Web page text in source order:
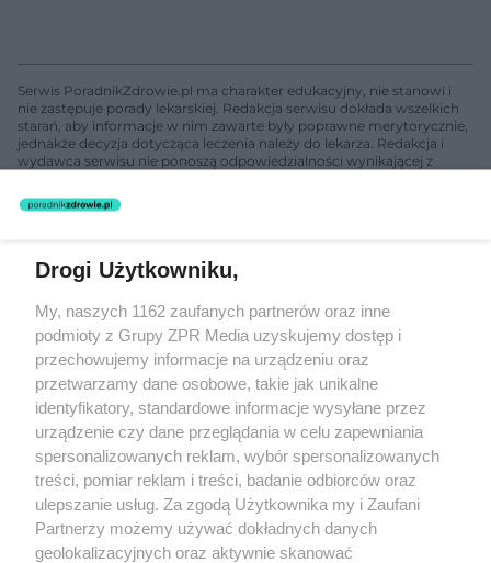
Serwis PoradnikZdrowie.pl ma charakter edukacyjny, nie stanowi i
nie zastępuje porady lekarskiej. Redakcja serwisu dokłada wszelkich
starań, aby informacje w nim zawarte były poprawne merytorycznie,
jednakże decyzja dotycząca leczenia należy do lekarza. Redakcja i
wydawca serwisu nie ponoszą odpowiedzialności wynikającej z
nie prowadzi działalności leczniczej polegającej na udzielaniu
świadczeń zdrowotnych w rozumieniu art. 3 ust 1 ustawy o
Żaden utwór zamieszczony w serwisie nie może być powielany i
rozpowszechniany lub dalej rozpowszechniany w jakikolwiek sposób
(w tym także elektroniczny lub mechaniczny) na jakimkolwiek polu
eksploatacji w jakiejkolwiek formie, włącznie z umieszczaniem w
Internecie bez pisemnej zgody właściciela praw. Jakiekolwiek użycie
lub wykorzystanie utworów w całości lub w części z naruszeniem
prawa, tzn. bez właściwej zgody, jest zabronione pod groźbą kary i
może być ścigane prawnie.
Drogi Użytkowniku,
My, naszych 1162 zaufanych partnerów oraz inne
podmioty z Grupy ZPR Media uzyskujemy dostęp i
przechowujemy informacje na urządzeniu oraz
przetwarzamy dane osobowe, takie jak unikalne
identyfikatory, standardowe informacje wysyłane przez
urządzenie czy dane przeglądania w celu zapewniania
spersonalizowanych reklam, wybór spersonalizowanych
treści, pomiar reklam i treści, badanie odbiorców oraz
ulepszanie usług. Za zgodą Użytkownika my i Zaufani
Partnerzy możemy używać dokładnych danych
geolokalizacyjnych oraz aktywnie skanować